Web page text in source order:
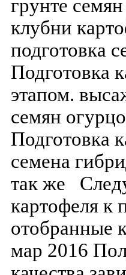
грунте
клубни
подготовка
Подготовка
этапом.
семян
Подготовка
семена
так же
картофеля к
отобранные
мар 2016